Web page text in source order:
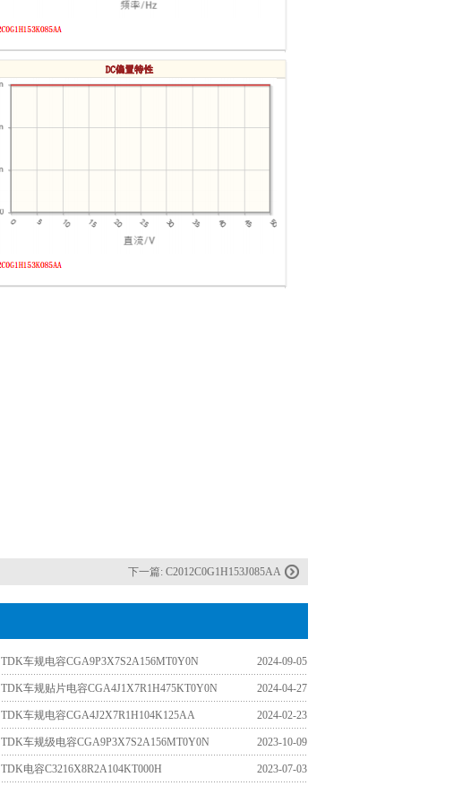
下一篇: C2012C0G1H153J085AA
TDK车规电容CGA9P3X7S2A156MT0Y0N 2024-09-05
TDK车规贴片电容CGA4J1X7R1H475KT0Y0N 2024-04-27
TDK车规电容CGA4J2X7R1H104K125AA 2024-02-23
TDK车规级电容CGA9P3X7S2A156MT0Y0N 2023-10-09
TDK电容C3216X8R2A104KT000H 2023-07-03